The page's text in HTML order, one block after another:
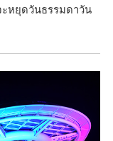
หยุดวันธรรมดาวัน